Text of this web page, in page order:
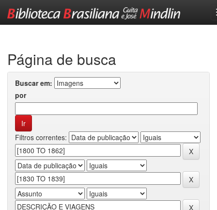
Página de busca
Buscar em:
por
Filtros correntes: